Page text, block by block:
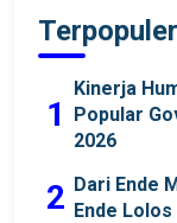
Terpopuler
1
Kinerja
Popular
2026
2 Dari Ende
Ende